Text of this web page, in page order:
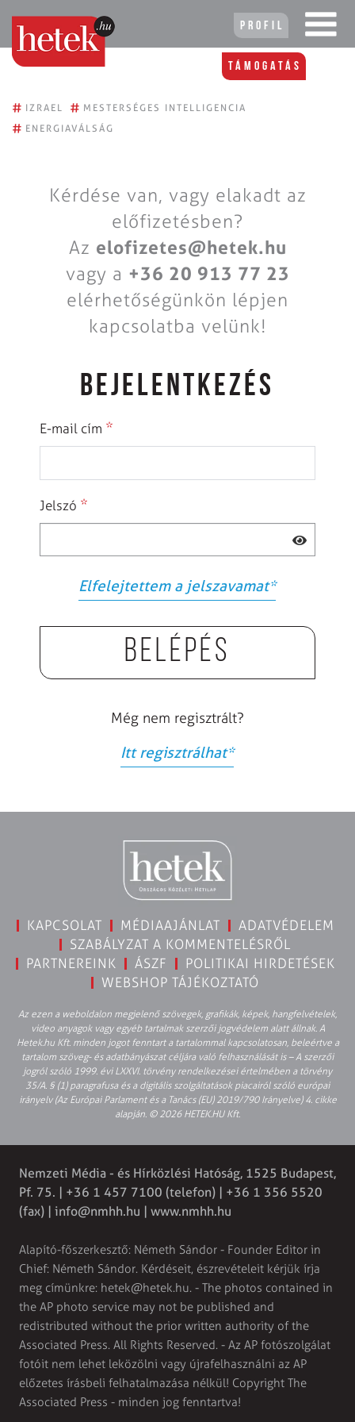
Profil
Támogatás
# IZRAEL # MESTERSÉGES INTELLIGENCIA
# ENERGIAVÁLSÁG
Kérdése van, vagy elakadt az
előfizetésben?
Az elofizetes@hetek.hu
vagy a +36 20 913 77 23
elérhetőségünkön lépjen
kapcsolatba velünk!
BEJELENTKEZÉS
E-mail cím *
Jelszó *
Elfelejtettem a jelszavamat*
Belépés
Még nem regisztrált?
Itt regisztrálhat*
KAPCSOLAT MÉDIAAJÁNLAT
ADATVÉDELEM
SZABÁLYZAT A KOMMENTELÉSRŐL
PARTNEREINK
ÁSZF
POLITIKAI HIRDETÉSEK
WEBSHOP TÁJÉKOZTATÓ
Az ezen a weboldalon megjelenő szövegek, grafikák, képek, hangfelvételek,
video anyagok vagy egyéb tartalmak szerzői jogvédelem alatt állnak. A
Hetek.hu Kft. minden jogot fenntart a tartalommal kapcsolatosan, beleértve a
tartalom szöveg- és adatbányászat céljára való felhasználását is – A szerzői
jogról szóló 1999. évi LXXVI. törvény rendelkezései értelmében a törvény
35/A. § (1) paragrafusa és a digitális szolgáltatások piacairól szóló európai
irányelv (Az Európai Parlament és a Tanács (EU) 2019/790 Irányelve) 4. cikke
alapján. © 2026 HETEK.HU Kft.
Nemzeti Média - és Hírközlési Hatóság, 1525 Budapest,
Pf. 75. | +36 1 457 7100 (telefon) | +36 1 356 5520
(fax) | info@nmhh.hu | www.nmhh.hu
Alapító-főszerkesztő: Németh Sándor - Founder Editor in
Chief: Németh Sándor. Kérdéseit, észrevételeit kérjük írja
meg címünkre: hetek@hetek.hu. - The photos contained in
the AP photo service may not be published and
redistributed without the prior written authority of the
Associated Press. All Rights Reserved. - Az AP fotószolgálat
fotóit nem lehet leközölni vagy újrafelhasználni az AP
előzetes írásbeli felhatalmazása nélkül! Copyright The
Associated Press - minden jog fenntartva!